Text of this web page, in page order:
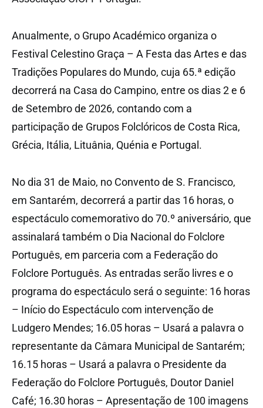
Anualmente, o Grupo Académico organiza o
Festival Celestino Graça – A Festa das Artes e das
Tradições Populares do Mundo, cuja 65.ª edição
decorrerá na Casa do Campino, entre os dias 2 e 6
de Setembro de 2026, contando com a
participação de Grupos Folclóricos de Costa Rica,
Grécia, Itália, Lituânia, Quénia e Portugal.
No dia 31 de Maio, no Convento de S. Francisco,
em Santarém, decorrerá a partir das 16 horas, o
espectáculo comemorativo do 70.º aniversário, que
assinalará também o Dia Nacional do Folclore
Português, em parceria com a Federação do
Folclore Português. As entradas serão livres e o
programa do espectáculo será o seguinte: 16 horas
– Início do Espectáculo com intervenção de
Ludgero Mendes; 16.05 horas – Usará a palavra o
representante da Câmara Municipal de Santarém;
16.15 horas – Usará a palavra o Presidente da
Federação do Folclore Português, Doutor Daniel
Café; 16.30 horas – Apresentação de 100 imagens